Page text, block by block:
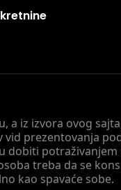
a iz izvora ovog
prezentovanja
dobiti
treba da se
kao spavaće sobe.